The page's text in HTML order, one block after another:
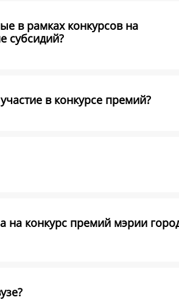
в рамках конкурсов на
субсидий?
в конкурсе премий?
на конкурс премий мэрии